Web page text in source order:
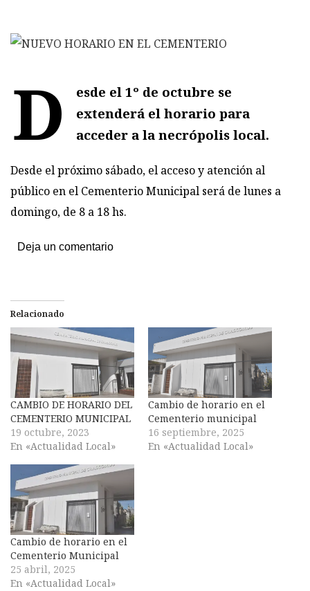
D
esde el 1º de octubre se
extenderá el horario para
acceder a la necrópolis local.
Desde el próximo sábado, el acceso y atención al
público en el Cementerio Municipal será de lunes a
domingo, de 8 a 18 hs.
Deja un comentario
Relacionado
CAMBIO DE HORARIO DEL
CEMENTERIO MUNICIPAL
19 octubre, 2023
En «Actualidad Local»
Cambio de horario en el
Cementerio municipal
16 septiembre, 2025
En «Actualidad Local»
Cambio de horario en el
Cementerio Municipal
25 abril, 2025
En «Actualidad Local»